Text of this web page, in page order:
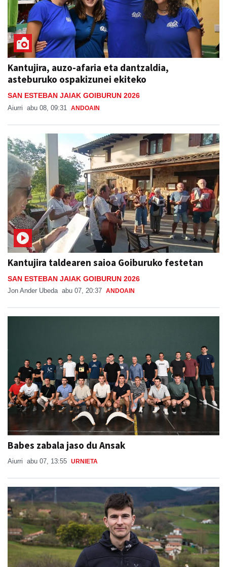
Kantujira, auzo-afaria eta dantzaldia,
asteburuko ospakizunei ekiteko
SAN ESTEBAN JAIAK GOIBURUN 2026
Aiurri abu 08, 09:31 ANDOAIN
Kantujira taldearen saioa Goiburuko festetan
SAN ESTEBAN JAIAK GOIBURUN 2026
Jon Ander Ubeda abu 07, 20:37 ANDOAIN
Babes zabala jaso du Ansak
Aiurri abu 07, 13:55 URNIETA